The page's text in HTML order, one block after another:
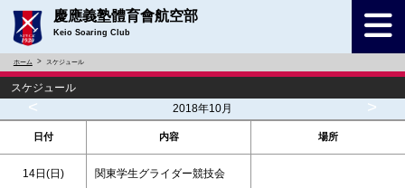
慶應義塾體育會航空部
Keio Soaring Club
ホーム スケジュール
スケジュール
< 2018年10月 >
日付 内容 場所
14日(日) 関東学生グライダー競技会